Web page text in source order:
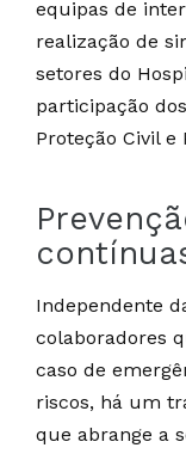
equipas de
realização de
setores do
participação
Proteção Civil e
Independente
colaboradores
caso de
riscos, há um
que abrange a